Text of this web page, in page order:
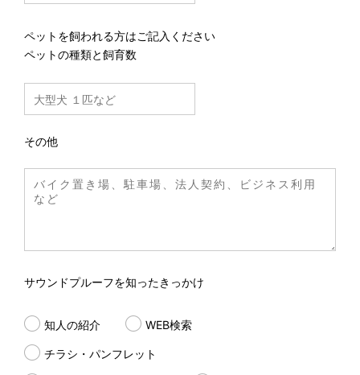
ペットを飼われる方はご記入ください
ペットの種類と飼育数
その他
サウンドプルーフを知ったきっかけ
知人の紹介 WEB検索
チラシ・パンフレット